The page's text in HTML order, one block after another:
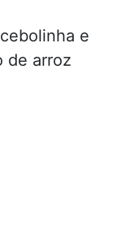
e
de arroz